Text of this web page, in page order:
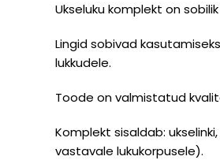
Ukseluku komplekt on
Lingid sobivad
lukkudele.
Toode on valmistatud
Komplekt sisaldab:
vastavale lukukorpusele).